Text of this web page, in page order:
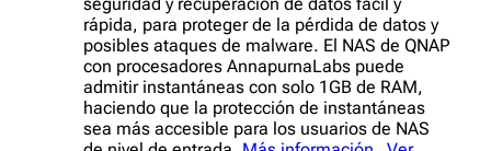
rápida, para proteger de la pérdida de datos y
posibles ataques de malware. El NAS de QNAP
con procesadores AnnapurnaLabs puede
admitir instantáneas con solo 1GB de RAM,
haciendo que la protección de instantáneas
sea más accesible para los usuarios de NAS